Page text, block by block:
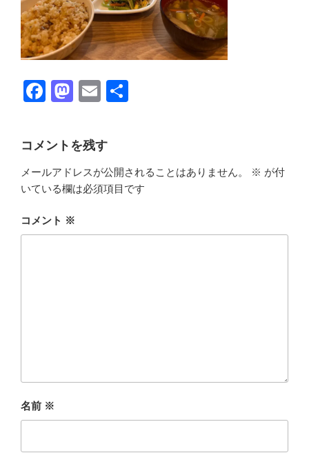
F
c
e
b
o
o
M
st
o
d
o
n
E
ail
コメントを残す
メールアドレスが公開されることはありません。 ※ が付
いている欄は必須項目です
コメント ※
名前 ※